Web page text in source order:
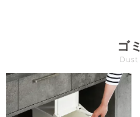
ゴ
Dust